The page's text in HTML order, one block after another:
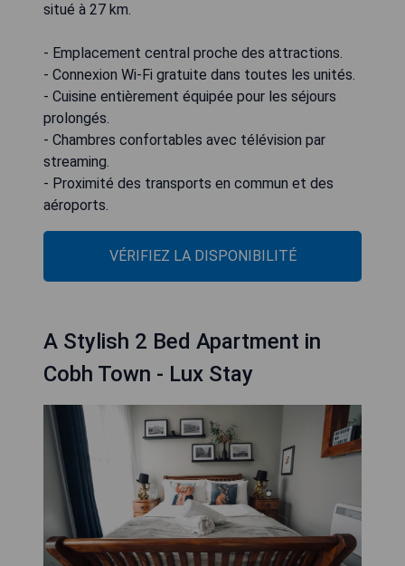
situé à 27 km.
- Emplacement central proche des attractions.
- Connexion Wi-Fi gratuite dans toutes les unités.
- Cuisine entièrement équipée pour les séjours
prolongés.
- Chambres confortables avec télévision par
streaming.
- Proximité des transports en commun et des
aéroports.
VÉRIFIEZ LA DISPONIBILITÉ
A Stylish 2 Bed Apartment in
Cobh Town - Lux Stay